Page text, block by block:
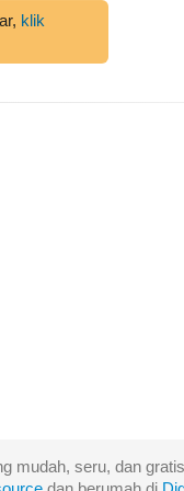
klik
mudah, seru, dan